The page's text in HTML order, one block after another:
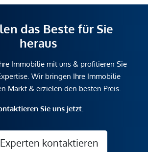
das Beste für Sie
heraus
Immobilie mit uns & profitieren Sie
Wir bringen Ihre Immobilie
Markt & erzielen den besten Preis.
Sie uns jetzt.
Experten kontaktieren